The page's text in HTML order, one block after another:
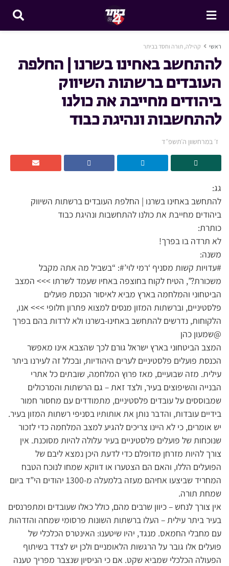
ראשי קהילה, תורה וחסד בביתר
להתחשב באחינו בשרנו | החלפת
העובדים ברשתות השיווק
ביהודים מחייבת את כולנו
להתחשבות ונהיגת כבוד
ז׳ במרחשוון ה׳תשפ״ד
גג:
להתחשב באחינו בשרנו | החלפת העובדים ברשתות השיווק
ביהודים מחייבת את כולנו להתחשבות ונהיגת כבוד
כותרת:
לא תרדה בו בפרך!
משנה:
#עדויות קשות מסניף ‘רמי לוי’#: “בשביל מה אתה מקבל
משכורת?”, הטיח לקוח בחוצפה באחיו שעמד לשרתו >>> המצב
הביטחוני והמלחמה בארץ מביא לאיסור הכנסת פועלים
פלסטיניים, וברשתות המזון מנסים למצוא פתרון חלופי >>> אנו,
הלקוחות, נדרשים להתחשב באחינו-בשרנו ולא לרדות בהם בפרך
@שמעון כהן
המצב הביטחוני בארץ ישראל גורם לכך שהצבא אינו מאפשר
הכנסת פועלים פלסטיניים לערים היהודיות, ובכלל זה לעירנו ביתר
עילית. מזה שבועיים, מאז פרוץ המלחמה, שובתים כל אתרי
הבנייה והשיפוצים בעיר, ולצד זאת – גם הרשתות והמרכולים
שמבוססים על עובדים פלסטיניים, מתמודדים עם מחסור חמור
בידיים עובדות, והדבר נותן את אותותיו בסניפי רשתות המזון בעיר.
יש אומרים, כי לא היינו צריכים להגיע למצב המלחמה כדי לזכור
שנוכחות של פועלים פלסטיניים בעיר עלולה להיות מסוכנת. אין
צורך להיות מזרחן מדופלם כדי לדעת היכן נמצא ליבם של
הפועלים הללו, והאם הם הצטערו או דווקא שמחו לנוכח הטבח
המחריד שביצעו אחיהם מעזה בלמעלה מ-1300 יהודים הי”ד ביום
שמחת תורה.
אין צורך לנחש – כיוון שרבים מהם, כולל כאלו שעובדים ומתפרנסים
בעיר ביתר עילית – העלו ברשתות השונות פרסומי שמחה והזדהות
עם מחבלי החמאס. מנגד, יהיו שיטענו: האינטרס הכלכלי של
פועלים אלו גובר על הרגשות הלאומניים ולכן יש לצדד בשיתוף
הפעולה הכלכלי שמביא שקט. אם כי הניסיון שנצבר מפריך טענה